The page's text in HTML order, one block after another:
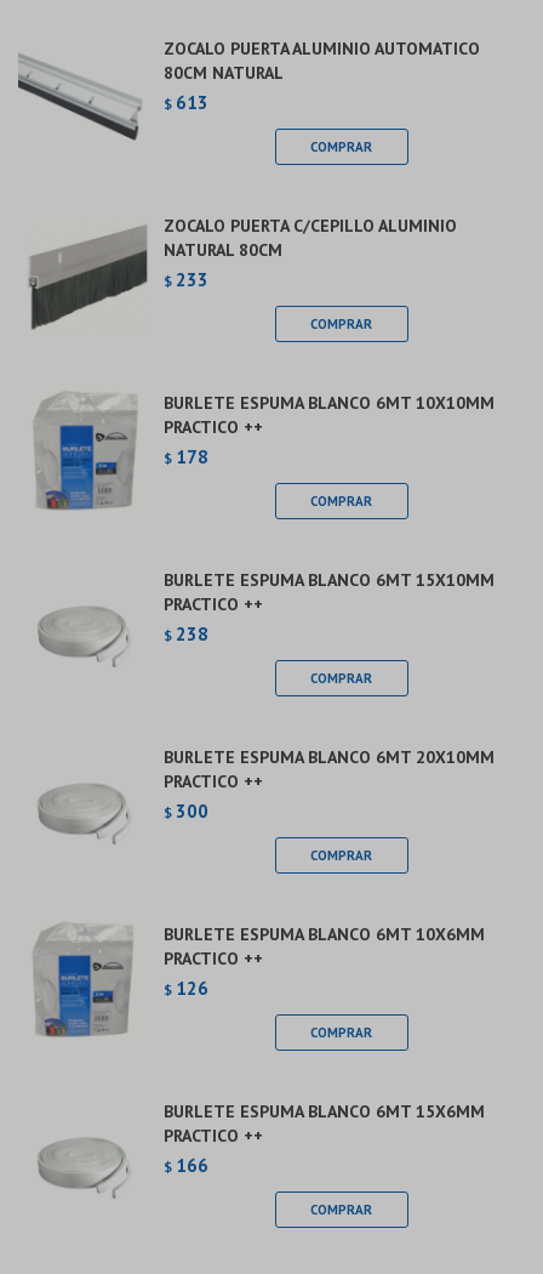
ZOCALO PUERTA ALUMINIO AUTOMATICO
80CM NATURAL
$ 613
ZOCALO PUERTA C/CEPILLO ALUMINIO
NATURAL 80CM
$ 233
BURLETE ESPUMA BLANCO 6MT 10X10MM
PRACTICO ++
$ 178
BURLETE ESPUMA BLANCO 6MT 15X10MM
PRACTICO ++
$ 238
BURLETE ESPUMA BLANCO 6MT 20X10MM
PRACTICO ++
$ 300
BURLETE ESPUMA BLANCO 6MT 10X6MM
PRACTICO ++
$ 126
BURLETE ESPUMA BLANCO 6MT 15X6MM
PRACTICO ++
$ 166